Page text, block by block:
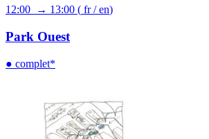
12:00 → 13:00 ( fr/en)
Park Ouest
● complet*